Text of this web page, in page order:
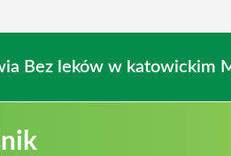
Bez leków w katowickim